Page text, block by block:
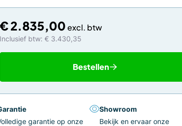
€2.835,00
Inclusief btw: € 3.430,35
Bestellen
garantie op onze
Showroom
Bekijk en ervaar onze